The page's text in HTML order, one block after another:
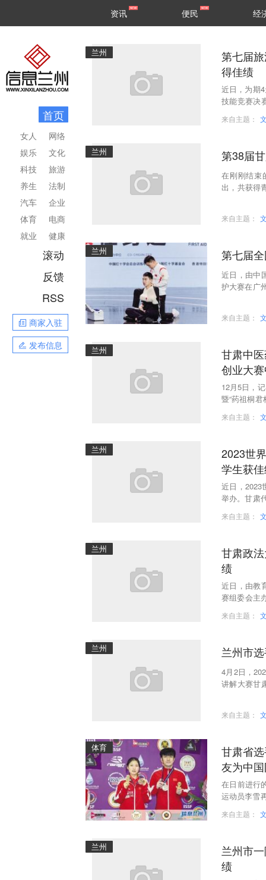
区县
资讯 便民 经
首页
网络
文化
旅游
法制
企业
电商
健康
女人
娱乐
科技
养生
汽车
体育
就业
滚动
反馈
RSS
商家入驻
发布信息
兰州
第七届旅游
得佳绩
近日，为期
技能竞赛决
来自主题：
兰州 第38届
在刚刚结束
出，共获得
来自主题：
兰州 第七届
近日，由中
护大赛在广
来自主题：
兰州
甘肃中
创业大
12月5日，
暨“药祖桐
来自主题：
兰州
2023世
学生获
近日，2023
举办。甘肃
来自主题：
兰州
甘肃政
绩
近日，由教
赛组委会主
来自主题：
兰州 兰州市
4月2日，
讲解大赛甘
来自主题：
体育
甘肃省
友为中
在日前进行
运动员李雪
来自主题：
兰州
兰州市
绩